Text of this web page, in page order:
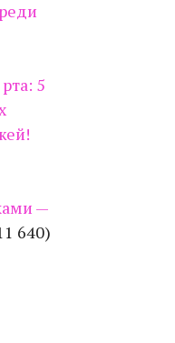
5
—
640)